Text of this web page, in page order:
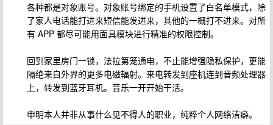
各种都是对象账号。对象账号绑定的手机设置了白名单模式，除
了家人电话能打进来短信能发进来，其他的一概打不进来。对所
有 APP 都尽可能用面具模块进行精准的权限控制。
回到家里房门一锁，法拉第笼通电，不止能增强隐私保护，更能
隔绝来自外界的更多电磁辐射。来电转发到座机连到音频处理器
上，转发到蓝牙耳机。音乐一开开始干活。
申明本人并非从事什么见不得人的职业，纯粹个人网络洁癖。